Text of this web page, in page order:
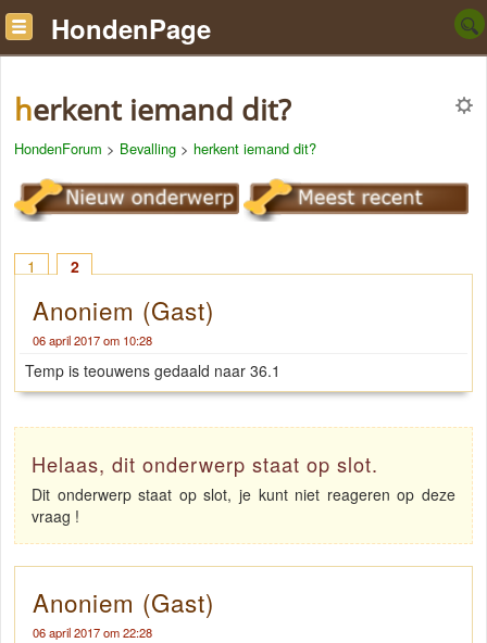
HondenPage
herkent iemand dit?
HondenForum > Bevalling > herkent iemand dit?
1 2
Anoniem (Gast)
06 april 2017 om 10:28
Temp is teouwens gedaald naar 36.1
Helaas, dit onderwerp staat op slot.
Dit onderwerp staat op slot, je kunt niet reageren op deze
vraag !
Anoniem (Gast)
06 april 2017 om 22:28